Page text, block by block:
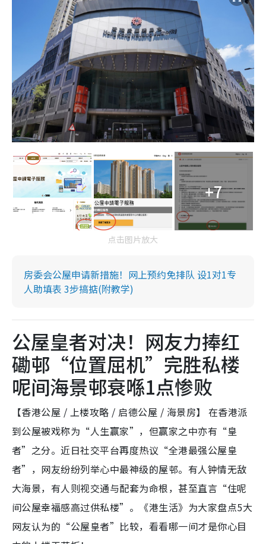
+7
点击图片放大
房委会公屋申请新措施！网上预约免排队 设1对1专
人助填表 3步搞掂(附教学)
公屋皇者对决！网友力捧红
磡邨“位置屈机”完胜私楼
呢间海景邨衰喺1点惨败
【香港公屋 / 上楼攻略 / 启德公屋 / 海景房】 在香港派
到公屋被戏称为“人生赢家”，但赢家之中亦有“皇
者”之分。近日社交平台再度热议“全港最强公屋皇
者”，网友纷纷列举心中最神级的屋邨。有人钟情无敌
大海景，有人则视交通与配套为命根，甚至直言“住呢
间公屋幸福感高过供私楼”。《港生活》为大家盘点5大
网友认为的“公屋皇者”比较，看看哪一间才是你心目